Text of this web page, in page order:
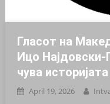
Гласот на
Ицо Најдовски-
чува
April 19, 2026